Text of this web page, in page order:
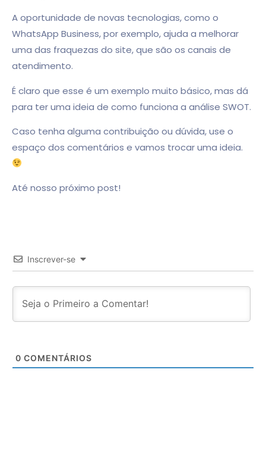
A oportunidade de novas tecnologias, como o
WhatsApp Business, por exemplo, ajuda a melhorar
uma das fraquezas do site, que são os canais de
atendimento.
É claro que esse é um exemplo muito básico, mas dá
para ter uma ideia de como funciona a análise SWOT.
Caso tenha alguma contribuição ou dúvida, use o
espaço dos comentários e vamos trocar uma ideia.
Até nosso próximo post!
Inscrever-se
0 COMENTÁRIOS